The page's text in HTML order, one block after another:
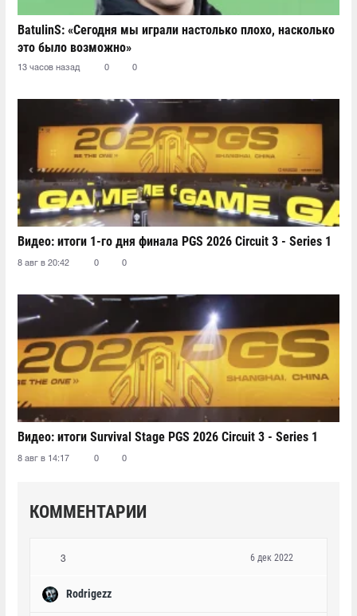
BatulinS: «Сегодня мы играли настолько плохо, насколько
это было возможно»
13 часов назад 0 0
Видео: итоги 1-го дня финала PGS 2026 Circuit 3 - Series 1
8 авг в 20:42 0 0
Видео: итоги Survival Stage PGS 2026 Circuit 3 - Series 1
8 авг в 14:17 0 0
КОММЕНТАРИИ
3
Rodrigezz
6 дек 2022